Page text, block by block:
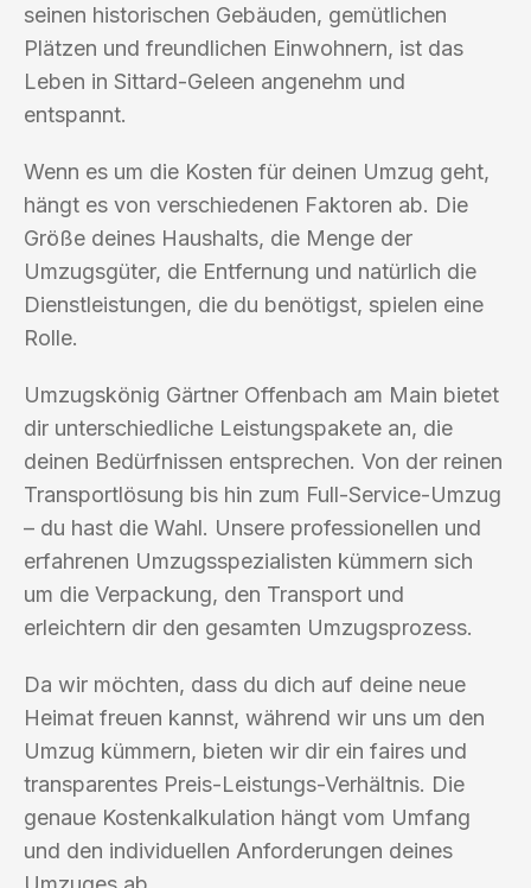
seinen historischen Gebäuden, gemütlichen
Plätzen und freundlichen Einwohnern, ist das
Leben in Sittard-Geleen angenehm und
entspannt.
Wenn es um die Kosten für deinen Umzug geht,
hängt es von verschiedenen Faktoren ab. Die
Größe deines Haushalts, die Menge der
Umzugsgüter, die Entfernung und natürlich die
Dienstleistungen, die du benötigst, spielen eine
Rolle.
Umzugskönig Gärtner Offenbach am Main bietet
dir unterschiedliche Leistungspakete an, die
deinen Bedürfnissen entsprechen. Von der reinen
Transportlösung bis hin zum Full-Service-Umzug
– du hast die Wahl. Unsere professionellen und
erfahrenen Umzugsspezialisten kümmern sich
um die Verpackung, den Transport und
erleichtern dir den gesamten Umzugsprozess.
Da wir möchten, dass du dich auf deine neue
Heimat freuen kannst, während wir uns um den
Umzug kümmern, bieten wir dir ein faires und
transparentes Preis-Leistungs-Verhältnis. Die
genaue Kostenkalkulation hängt vom Umfang
und den individuellen Anforderungen deines